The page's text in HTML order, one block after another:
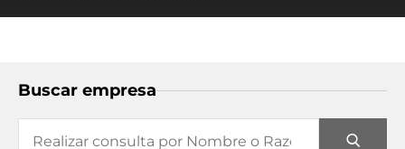
Buscar empresa